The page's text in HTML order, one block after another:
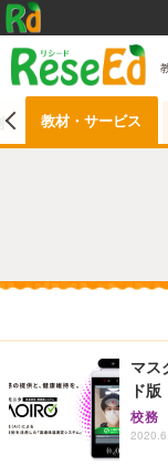
教材・サービス
マス
ド版
校務